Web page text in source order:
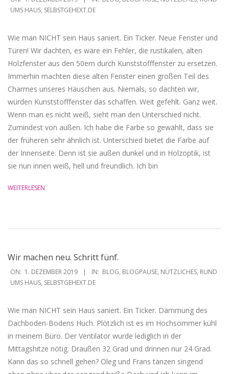
12-
UMS HAUS, SELBSTGEHEXT.DE
Wie man NICHT sein Haus saniert. Ein Ticker. Neue Fenster und
Türen! Wir dachten, es wäre ein Fehler, die rustikalen, alten
Holzfenster aus den 50ern durch Kunststofffenster zu ersetzen.
Immerhin machten diese alten Fenster einen großen Teil des
Charmes unseres Häuschen aus. Niemals, so dachten wir,
würden Kunststofffenster das schaffen. Weit gefehlt. Ganz weit.
Wenn man es nicht weiß, sieht man den Unterschied nicht.
Zumindest von außen. Ich habe die Farbe so gewählt, dass sie
der früheren sehr ähnlich ist. Unterschied bietet die Farbe auf
der Innenseite. Denn ist sie außen dunkel und in Holzoptik, ist
sie nun innen weiß, hell und freundlich. Ich bin
WEITERLESEN
Wir machen neu. Schritt fünf.
2019-
12-
ON: 1. DEZEMBER 2019 IN: BLOG, BLOGPAUSE, NÜTZLICHES, RUND
UMS HAUS, SELBSTGEHEXT.DE
Wie man NICHT sein Haus saniert. Ein Ticker. Dämmung des
Dachboden-Bodens Huch. Plötzlich ist es im Hochsommer kühl
in meinem Büro. Der Ventilator wurde lediglich in der
Mittagshitze nötig. Draußen 32 Grad und drinnen nur 24 Grad.
Kann das so schnell gehen? Oleg und Frans tanzen singend